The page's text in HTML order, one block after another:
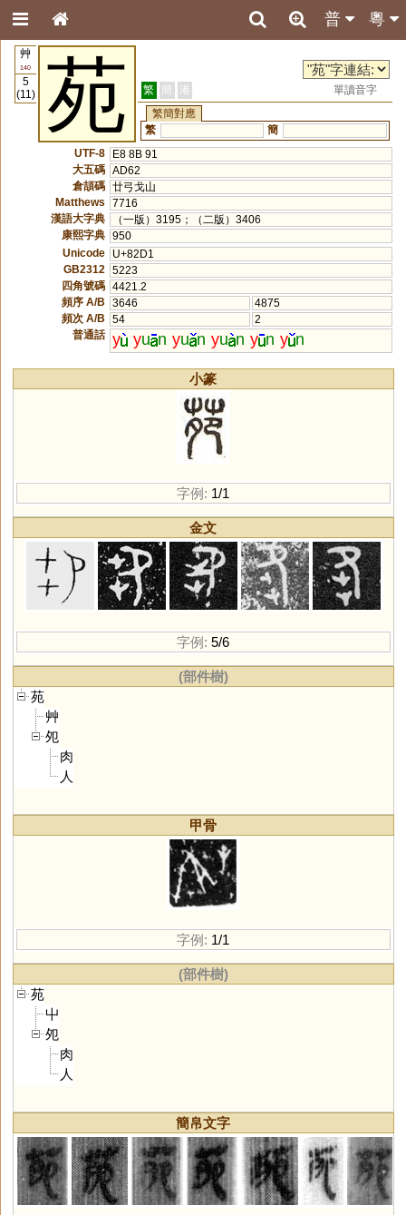
粵
普
艸
140
5
(11)
苑 繁 簡 港
單讀音字
繁簡對應
繁
簡
UTF-8
E8 8B 91
大五碼 AD62
倉頡碼 廿弓戈山
Matthews
7716
漢語大字典
（一版）3195；（二版）3406
康熙字典 950
Unicode
U+82D1
GB2312
5223
四角號碼 4421.2
頻序 A/B
3646
4875
頻次 A/B
54
2
普通話 y yu n yu n yu n y n y n
小篆
字例: 1/1
金文
字例: 5/6
(部件樹)
苑
艸
夗
肉
人
甲骨
字例: 1/1
(部件樹)
苑
屮
夗
肉
人
簡帛文字